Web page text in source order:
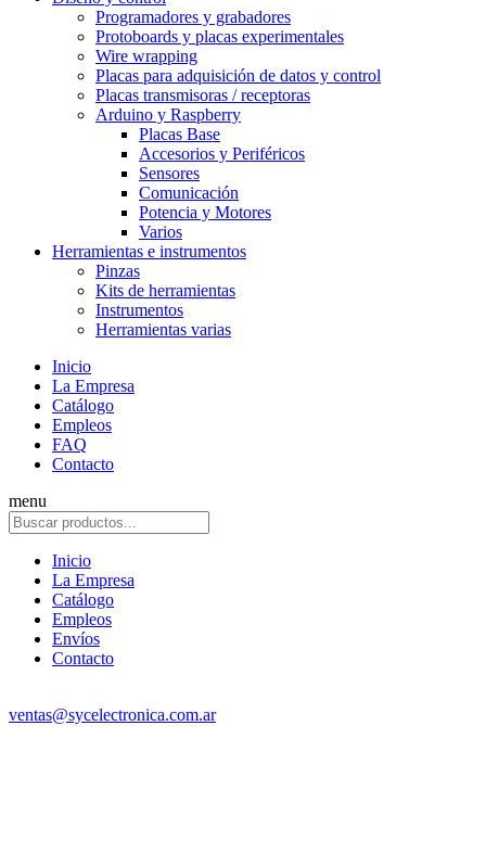
Programadores y grabadores
Protoboards y placas experimentales
Wire wrapping
Placas para adquisición de datos y control
Placas transmisoras / receptoras
Arduino y Raspberry
Placas Base
Accesorios y Periféricos
Sensores
Comunicación
Potencia y Motores
Varios
Herramientas e instrumentos
Pinzas
Kits de herramientas
Instrumentos
Herramientas varias
Inicio
La Empresa
Catálogo
Empleos
FAQ
Contacto
menu
Inicio
La Empresa
Catálogo
Empleos
Envíos
Contacto
ventas@sycelectronica.com.ar